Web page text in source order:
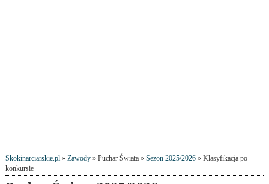
Skokinarciarskie.pl» Zawody» Puchar Świata » Sezon 2025/2026» Klasyfikacja po
konkursie